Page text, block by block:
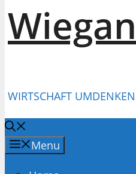
WIRTSCHAFT
Menu